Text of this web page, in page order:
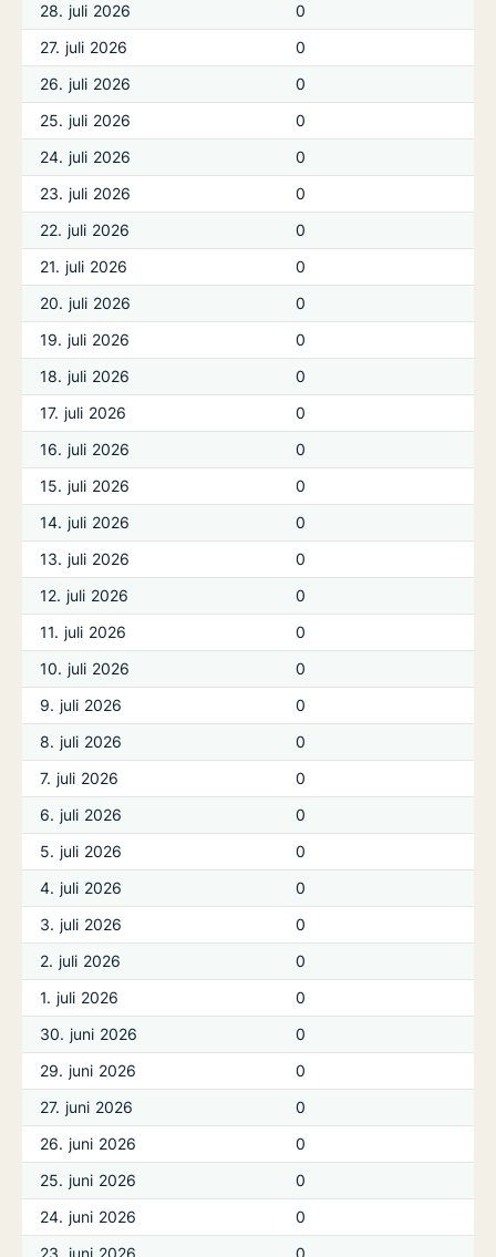
28. juli 2026
0
27. juli 2026
0
26. juli 2026
0
25. juli 2026
0
24. juli 2026
0
23. juli 2026
0
22. juli 2026
0
21. juli 2026
0
20. juli 2026
0
19. juli 2026
0
18. juli 2026
0
17. juli 2026
0
16. juli 2026
0
15. juli 2026
0
14. juli 2026
0
13. juli 2026
0
12. juli 2026
0
11. juli 2026
0
10. juli 2026
0
9. juli 2026
0
8. juli 2026
0
7. juli 2026
0
6. juli 2026
0
5. juli 2026
0
4. juli 2026
0
3. juli 2026
0
2. juli 2026
0
1. juli 2026
0
30. juni 2026
0
29. juni 2026
0
27. juni 2026
0
26. juni 2026
0
25. juni 2026
0
24. juni 2026
0
23. juni 2026
0